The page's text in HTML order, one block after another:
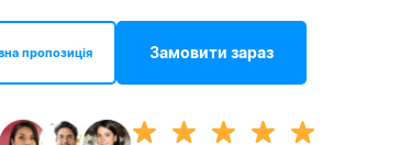
Замовити зараз
пропозиція